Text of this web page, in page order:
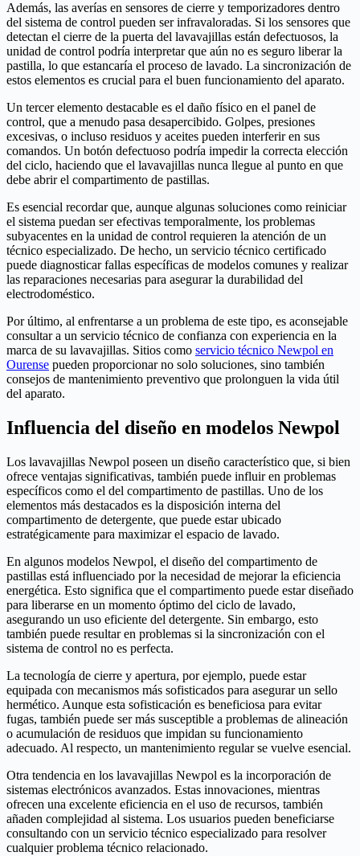
Además, las averías en sensores de cierre y temporizadores dentro
del sistema de control pueden ser infravaloradas. Si los sensores que
detectan el cierre de la puerta del lavavajillas están defectuosos, la
unidad de control podría interpretar que aún no es seguro liberar la
pastilla, lo que estancaría el proceso de lavado. La sincronización de
estos elementos es crucial para el buen funcionamiento del aparato.
Un tercer elemento destacable es el daño físico en el panel de
control, que a menudo pasa desapercibido. Golpes, presiones
excesivas, o incluso residuos y aceites pueden interferir en sus
comandos. Un botón defectuoso podría impedir la correcta elección
del ciclo, haciendo que el lavavajillas nunca llegue al punto en que
debe abrir el compartimento de pastillas.
Es esencial recordar que, aunque algunas soluciones como reiniciar
el sistema puedan ser efectivas temporalmente, los problemas
subyacentes en la unidad de control requieren la atención de un
técnico especializado. De hecho, un servicio técnico certificado
puede diagnosticar fallas específicas de modelos comunes y realizar
las reparaciones necesarias para asegurar la durabilidad del
electrodoméstico.
Por último, al enfrentarse a un problema de este tipo, es aconsejable
consultar a un servicio técnico de confianza con experiencia en la
marca de su lavavajillas. Sitios como servicio técnico Newpol en
Ourense pueden proporcionar no solo soluciones, sino también
consejos de mantenimiento preventivo que prolonguen la vida útil
del aparato.
Influencia del diseño en modelos Newpol
Los lavavajillas Newpol poseen un diseño característico que, si bien
ofrece ventajas significativas, también puede influir en problemas
específicos como el del compartimento de pastillas. Uno de los
elementos más destacados es la disposición interna del
compartimento de detergente, que puede estar ubicado
estratégicamente para maximizar el espacio de lavado.
En algunos modelos Newpol, el diseño del compartimento de
pastillas está influenciado por la necesidad de mejorar la eficiencia
energética. Esto significa que el compartimento puede estar diseñado
para liberarse en un momento óptimo del ciclo de lavado,
asegurando un uso eficiente del detergente. Sin embargo, esto
también puede resultar en problemas si la sincronización con el
sistema de control no es perfecta.
La tecnología de cierre y apertura, por ejemplo, puede estar
equipada con mecanismos más sofisticados para asegurar un sello
hermético. Aunque esta sofisticación es beneficiosa para evitar
fugas, también puede ser más susceptible a problemas de alineación
o acumulación de residuos que impidan su funcionamiento
adecuado. Al respecto, un mantenimiento regular se vuelve esencial.
Otra tendencia en los lavavajillas Newpol es la incorporación de
sistemas electrónicos avanzados. Estas innovaciones, mientras
ofrecen una excelente eficiencia en el uso de recursos, también
añaden complejidad al sistema. Los usuarios pueden beneficiarse
consultando con un servicio técnico especializado para resolver
cualquier problema técnico relacionado.